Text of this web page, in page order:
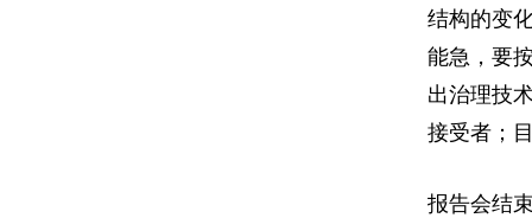
结构的变
能急，要
出治理技
接受者；
报告会结